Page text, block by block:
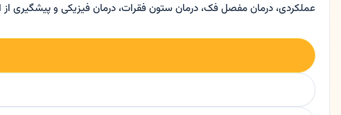
عملکردی، درمان مفصل فک، درمان ستون فقرات، درمان فیزیکی و پیشگیری